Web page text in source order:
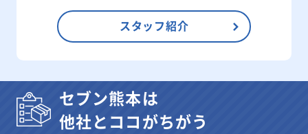
スタッフ紹介
セブン熊本は
他社とココがちがう